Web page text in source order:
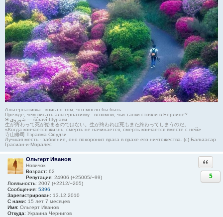
Альтернативка - книга о том, что могло бы быть.
Прежде, чем писать альтернативку - вспомни, чьи танки стояли в Берлине?
Я-شوروی — šûravî-Шурави
生が終わって死が始まるのではない。生が終われば死もまた終わってしまうのだ。
«Когда кончается жизнь, смерть не начинается, смерть кончается вместе с ней»
寺山修司 Тэраяма Сюудзи
Лучшая месть - забвение, оно похоронит врага в прахе его ничтожества. (с) Бальтасар
Грасиан-и-Моралес
Ольгерт Иванов
Новичок
Возраст: 62
Репутация: 24906 (+25005/−99)
Лояльность: 2007 (+2212/−205)
Сообщения: 5396
Зарегистрирован: 13.12.2010
С нами: 15 лет 7 месяцев
Имя: Ольгерт Иванов
Откуда: Украина Чернигов
5